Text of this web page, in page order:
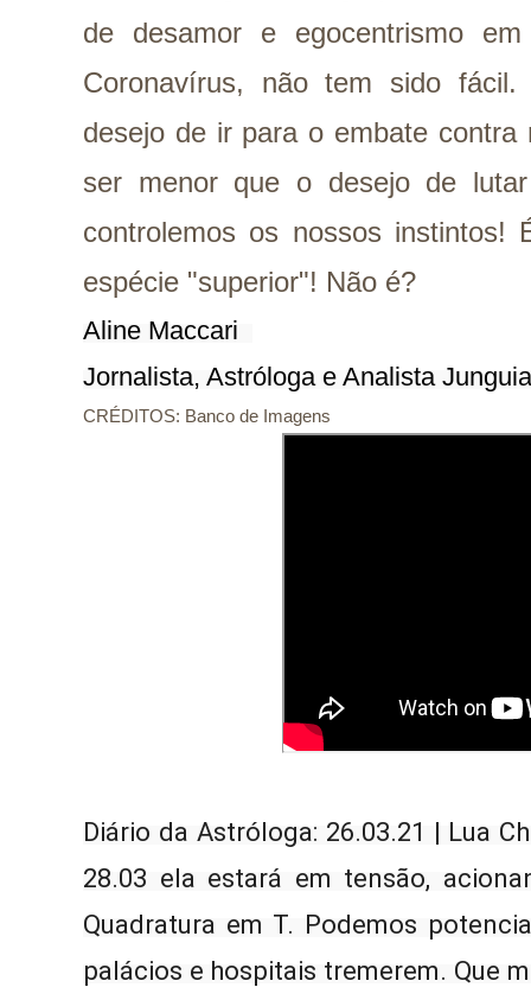
de desamor e egocentrismo
Coronavírus, não tem sido
desejo de ir para o embate contra
ser menor que o desejo de
controlemos os nossos instintos!
espécie "superior"! Não é?
Aline Maccari
Jornalista, Astróloga e Analista
CRÉDITOS: Banco de Imagens
Diário da Astróloga: 26.03.21 | Lua
28.03 ela estará em tensão,
Quadratura em T. Podemos
palácios e hospitais tremerem. Que